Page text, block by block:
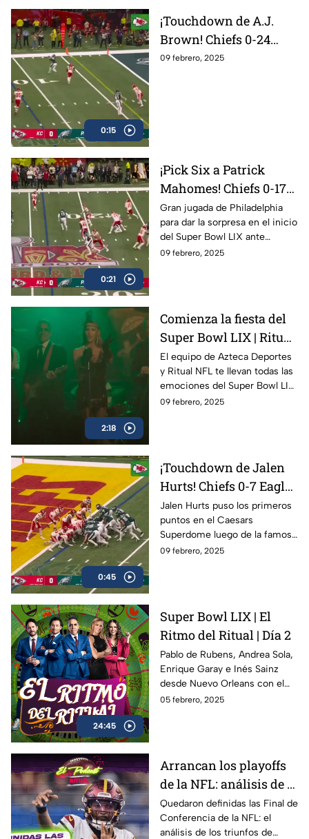
0:15
¡Touchdown de A.J.
Brown! Chiefs 0-24
Eagles | Super Bowl LIX
09 febrero, 2025
0:21
¡Pick Six a Patrick
Mahomes! Chiefs 0-17
Eagles | Super Bowl LIX
Gran jugada de Philadelphia
para dar la sorpresa en el inicio
del Super Bowl LIX ante
Kansas City Chiefs. Los Eagles
09 febrero, 2025
2:18
Comienza la fiesta del
Super Bowl LIX | Ritual
NFL
El equipo de Azteca Deportes
y Ritual NFL te llevan todas las
emociones del Super Bowl LIX
desde la ciudad de Nueva
09 febrero, 2025
0:45
¡Touchdown de Jalen
Hurts! Chiefs 0-7 Eagles
| Super Bowl LIX
Jalen Hurts puso los primeros
puntos en el Caesars
Superdome luego de la famosa
Tush Push y Philadelphia
09 febrero, 2025
24:45
Super Bowl LIX | El
Ritmo del Ritual | Día 2
Pablo de Rubens, Andrea Sola,
Enrique Garay e Inés Sainz
desde Nuevo Orleans con el
ritmo del Ritual con toda la
05 febrero, 2025
Arrancan los playoffs
de la NFL: análisis de la
Ronda Divisional |
Ritual El Podcast
Quedaron definidas las Final de
Conferencia de la NFL: el
análisis de los triunfos de